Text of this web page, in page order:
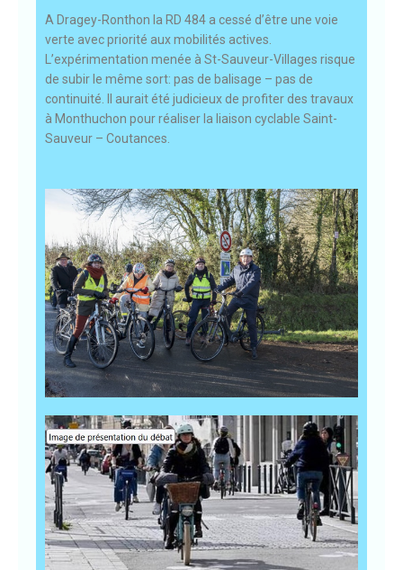
A Dragey-Ronthon la RD 484 a cessé d’être une voie
verte avec priorité aux mobilités actives.
L’expérimentation menée à St-Sauveur-Villages risque
de subir le même sort: pas de balisage – pas de
continuité. Il aurait été judicieux de profiter des travaux
à Monthuchon pour réaliser la liaison cyclable Saint-
Sauveur – Coutances.